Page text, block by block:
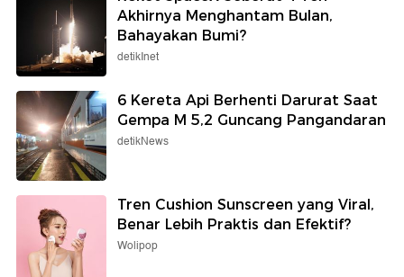
Akhirnya Menghantam Bulan,
Bahayakan Bumi?
detikInet
6 Kereta Api Berhenti Darurat Saat
Gempa M 5,2 Guncang Pangandaran
detikNews
Tren Cushion Sunscreen yang Viral,
Benar Lebih Praktis dan Efektif?
Wolipop